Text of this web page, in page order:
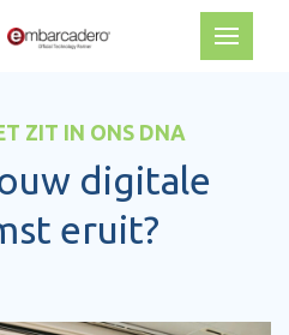
ZIT IN ONS DNA
digitale
eruit?